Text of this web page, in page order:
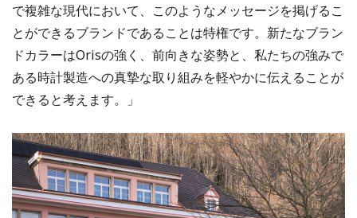
で複雑な現代において、このようなメッセージを掲げるこ
とができるブランドであることは特権です。新たなブラン
ドカラーはOrisの強く、前向きな姿勢と、私たちの強みで
ある時計製造への真摯な取り組みを軽やかに伝えることが
できると考えます。」